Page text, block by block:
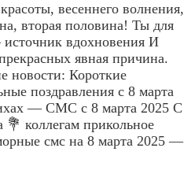
весеннего волнения,
вторая половина! Ты для
вдохновения И
явная причина.
новости: Короткие
поздравления с 8 марта
— СМС с 8 марта 2025 С
💐 коллегам прикольное
смс на 8 марта 2025 —